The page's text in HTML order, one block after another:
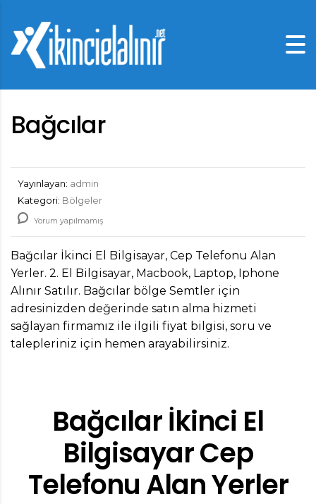
Bağcılar
Yayınlayan: admin
Kategori: Bölgeler
Yorum yapılmamış
Bağcılar İkinci El Bilgisayar, Cep Telefonu Alan
Yerler. 2. El Bilgisayar, Macbook, Laptop, Iphone
Alınır Satılır. Bağcılar bölge Semtler için
adresinizden değerinde satın alma hizmeti
sağlayan firmamız ile ilgili fiyat bilgisi, soru ve
talepleriniz için hemen arayabilirsiniz.
Bağcılar İkinci El
Bilgisayar Cep
Telefonu Alan Yerler